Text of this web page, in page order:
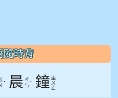
隨時背
ˇ 晨 ㄔ
ㄣ ˊ 鐘 ㄓ
ㄨ
ㄥ